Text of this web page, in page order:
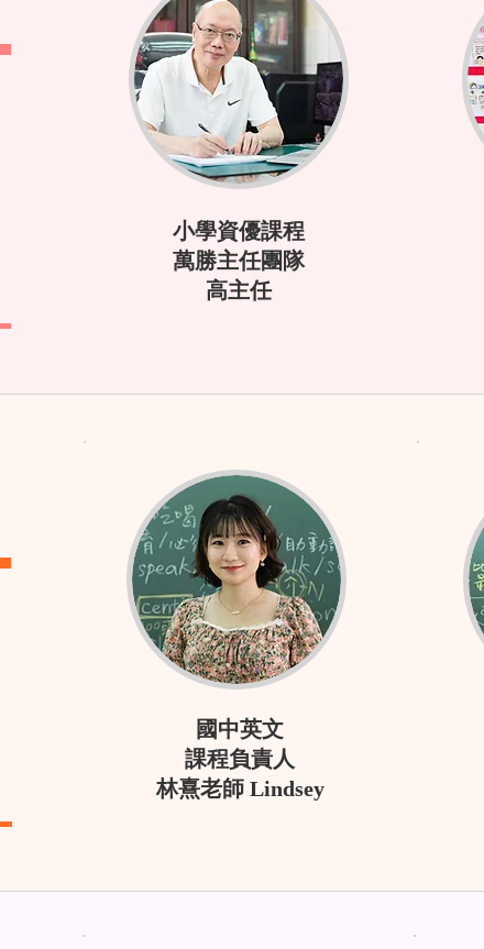
小學資優課程
萬勝主任團隊
高主任
國中英文
課程負責人
林熹老師 Lindsey